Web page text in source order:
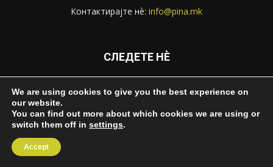
Контактирајте нѐ: info@pina.mk
СЛЕДЕТЕ НЀ
За ПИНА
We are using cookies to give you the best experience on
our website.
You can find out more about which cookies we are using or
switch them off in settings.
Accept